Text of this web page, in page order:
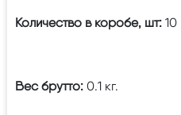
Количество в коробе, шт: 10
Вес брутто: 0.1 кг.